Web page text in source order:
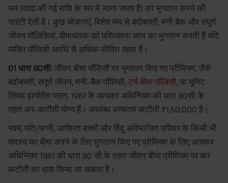
धन (वादा की गई राशि के रूप में जाना जाता है) का भुगतान करने की
गारंटी देती है। कुछ योजनाएं, विशेष रूप से बंदोबस्ती, मनी बैक और संपूर्ण
जीवन पॉलिसियां, बीमाधारक को परिपक्वता लाभ का भुगतान करती हैं यदि
व्यक्ति पॉलिसी अवधि से अधिक जीवित रहता है।
01 धारा 80सी: जीवन बीमा पॉलिसी पर भुगतान किए गए प्रीमियम, जैसे
बंदोबस्ती, संपूर्ण जीवन, मनी-बैक पॉलिसी, टर्म बीमा पॉलिसी, या यूनिट
लिंक्ड इंश्योरेंस प्लान, 1961 के आयकर अधिनियम की धारा 80सी के
तहत कर-कटौती योग्य हैं। उपलब्ध उच्चतम कटौती ₹1,50,000 है।
स्वयं, पति/पत्नी, आश्रित बच्चों और हिंदू अविभाजित परिवार के किसी भी
सदस्य का बीमा करने के लिए भुगतान किए गए प्रीमियम के लिए आयकर
अधिनियम 1961 की धारा 80 सी के तहत जीवन बीमा प्रीमियम पर कर
कटौती का दावा किया जा सकता है।